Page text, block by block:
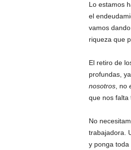
Lo estamos
el
vamos
riqueza que
El retiro de
profundas,
nosotros, no
que nos falta
No
trabajadora.
y ponga toda